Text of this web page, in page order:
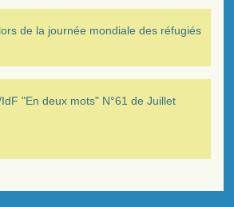
de la journée mondiale des réfugiés
"En deux mots" N°61 de Juillet